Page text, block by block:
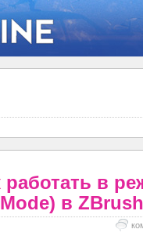
работать в
в